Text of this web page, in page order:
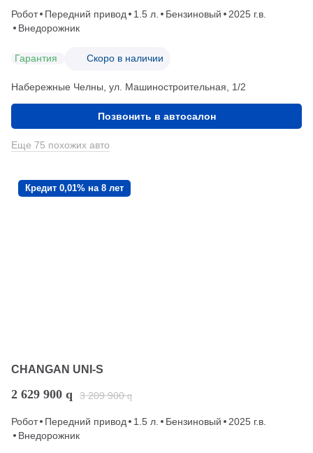
Робот Передний привод 1.5 л. Бензиновый
2025 г.в.
Внедорожник
Гарантия Скоро в наличии
Набережные Челны, ул. Машиностроительная, 1/2
Позвонить в автосалон
Еще 75 похожих авто
Кредит 0,01% на 8 лет
CHANGAN UNI-S
2 629 900 q 3 209 900 q
Робот Передний привод 1.5 л. Бензиновый
2025 г.в.
Внедорожник